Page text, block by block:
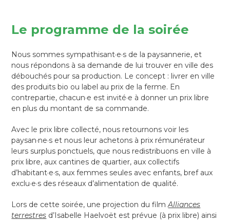
Le programme de la soirée
Nous sommes sympathisant·e·s de la paysannerie, et
nous répondons à sa demande de lui trouver en ville des
débouchés pour sa production. Le concept : livrer en ville
des produits bio ou label au prix de la ferme. En
contrepartie, chacun·e est invité·e à donner un prix libre
en plus du montant de sa commande.
Avec le prix libre collecté, nous retournons voir les
paysan·ne·s et nous leur achetons à prix rémunérateur
leurs surplus ponctuels, que nous redistribuons en ville à
prix libre, aux cantines de quartier, aux collectifs
d’habitant·e·s, aux femmes seules avec enfants, bref aux
exclu·e·s des réseaux d’alimentation de qualité.
Lors de cette soirée, une projection du filmAlliances
terrestres d’Isabelle Haelvoët est prévue (à prix libre) ainsi